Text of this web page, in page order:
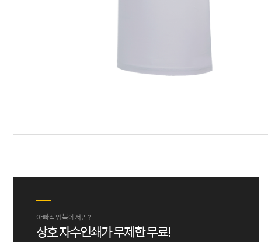
아빠작업복에서만?
상호 자수인쇄가 무제한 무료!